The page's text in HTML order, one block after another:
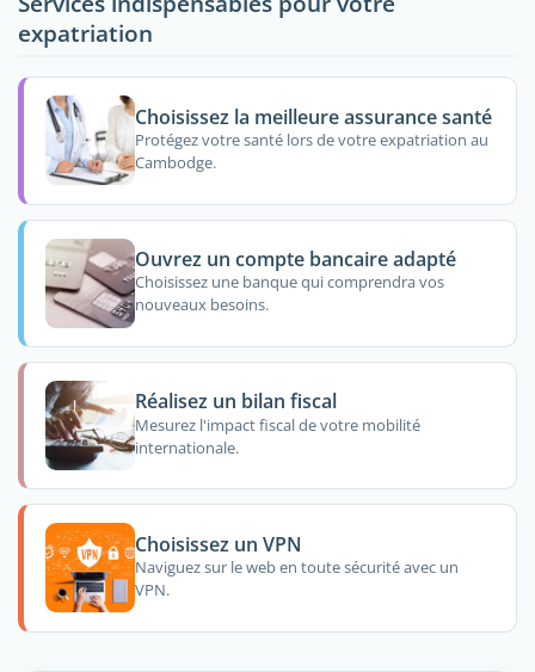
expatriation
Choisissez la meilleure assurance santé
Protégez votre santé lors de votre expatriation au
Cambodge.
Ouvrez un compte bancaire adapté
Choisissez une banque qui comprendra vos
nouveaux besoins.
Réalisez un bilan fiscal
Mesurez l'impact fiscal de votre mobilité
internationale.
Choisissez un VPN
Naviguez sur le web en toute sécurité avec un
VPN.